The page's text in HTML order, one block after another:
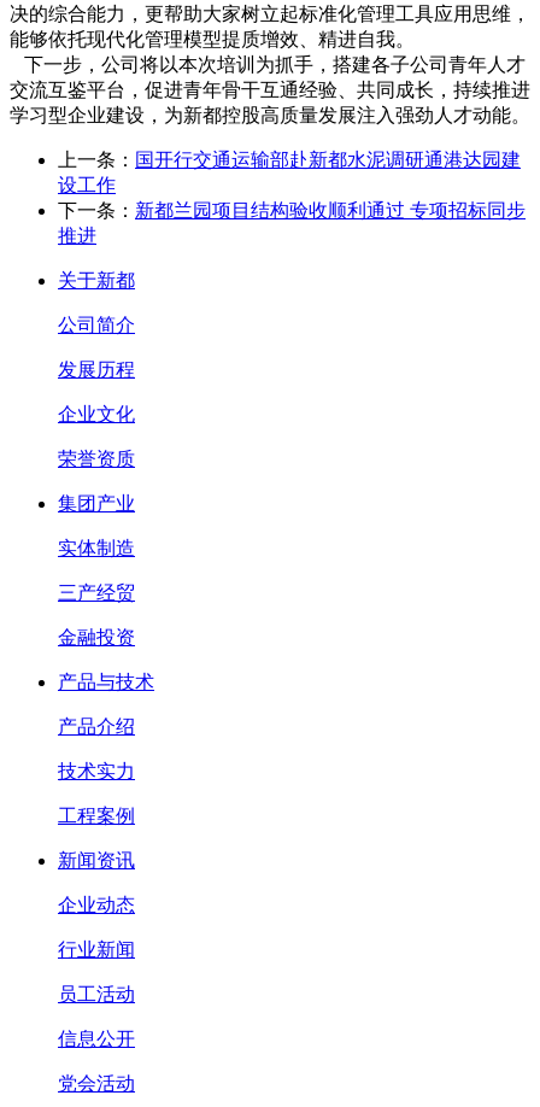
决的综合能力，更帮助大家树立起标准化管理工具应用思维，
能够依托现代化管理模型提质增效、精进自我。
下一步，公司将以本次培训为抓手，搭建各子公司青年人才
交流互鉴平台，促进青年骨干互通经验、共同成长，持续推进
学习型企业建设，为新都控股高质量发展注入强劲人才动能。
上一条： 国开行交通运输部赴新都水泥调研通港达园建
设工作
下一条： 新都兰园项目结构验收顺利通过 专项招标同步
推进
关于新都
公司简介
发展历程
企业文化
荣誉资质
集团产业
实体制造
三产经贸
金融投资
产品与技术
产品介绍
技术实力
工程案例
新闻资讯
企业动态
行业新闻
员工活动
信息公开
党会活动